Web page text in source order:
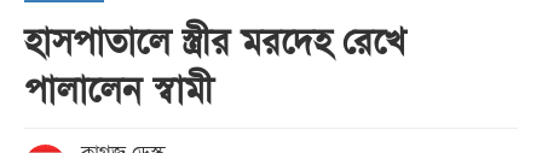
প্রচ্ছদ
হাসপাতালে স্ত্রীর মরদেহ রেখে
পালালেন স্বামী